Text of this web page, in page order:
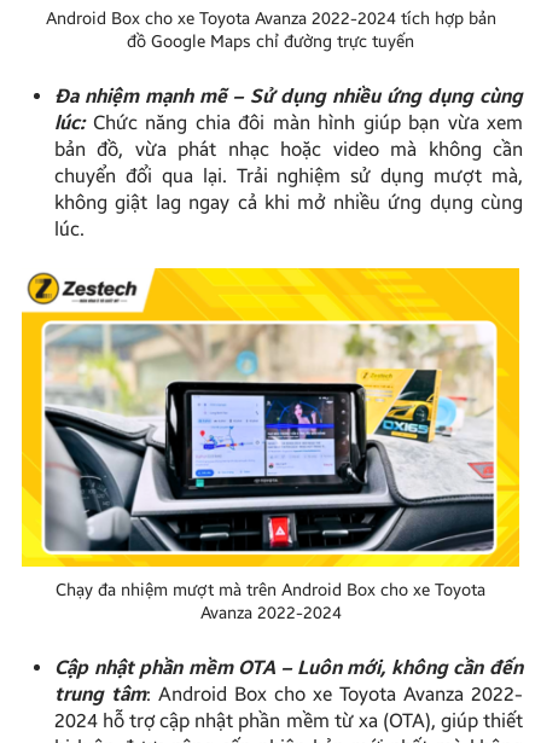
Android Box cho xe Toyota Avanza 2022-2024 tích hợp bản
đồ Google Maps chỉ đường trực tuyến
Đa nhiệm mạnh mẽ – Sử dụng nhiều ứng dụng cùng
lúc:Chức năng chia đôi màn hình giúp bạn vừa xem
bản đồ, vừa phát nhạc hoặc video mà không cần
chuyển đổi qua lại. Trải nghiệm sử dụng mượt mà,
không giật lag ngay cả khi mở nhiều ứng dụng cùng
lúc.
Chạy đa nhiệm mượt mà trên Android Box cho xe Toyota
Avanza 2022-2024
Cập nhật phần mềm OTA – Luôn mới, không cần đến
trung tâm: Android Box cho xe Toyota Avanza 2022-
2024 hỗ trợ cập nhật phần mềm từ xa (OTA), giúp thiết